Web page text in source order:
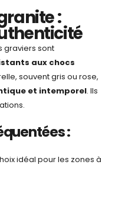
:
graviers sont
aux chocs
souvent gris ou rose,
et intemporel. Ils
:
idéal pour les zones à